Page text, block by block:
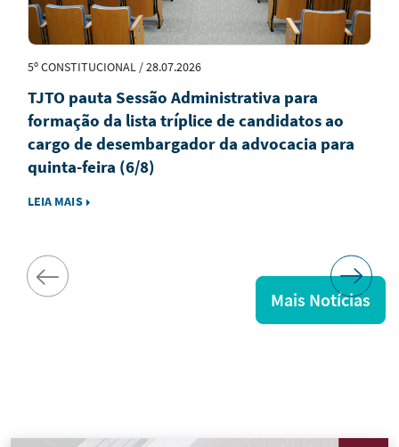
5º CONSTITUCIONAL / 28.07.2026
TJTO pauta Sessão Administrativa para
formação da lista tríplice de candidatos ao
cargo de desembargador da advocacia para
quinta-feira (6/8)
LEIA MAIS
Mais Notícias